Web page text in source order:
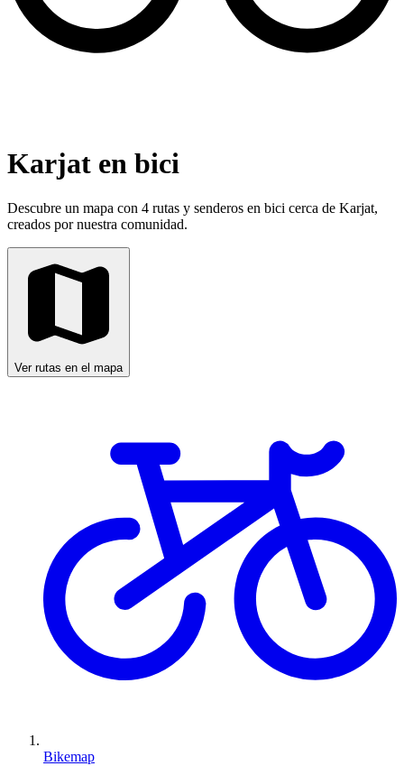
Karjat en bici
Descubre un mapa con 4 rutas y senderos en bici cerca de Karjat,
creados por nuestra comunidad.
Ver rutas en el mapa
Bikemap